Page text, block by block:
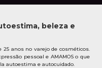
beleza e
anos no varejo de cosméticos.
pessoal e AMAMOS o que
autoestima e autocuidado.